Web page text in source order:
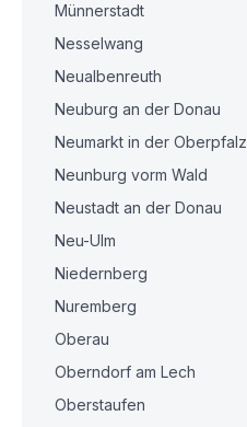
Münnerstadt
Nesselwang
Neualbenreuth
Neuburg an der Donau
Neumarkt in der Oberpfalz
Neunburg vorm Wald
Neustadt an der Donau
Neu-Ulm
Niedernberg
Nuremberg
Oberau
Oberndorf am Lech
Oberstaufen